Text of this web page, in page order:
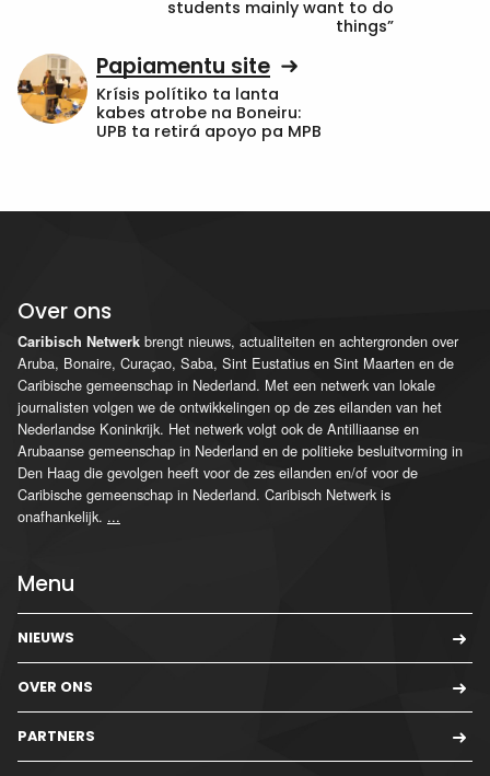
students mainly want to do
things”
Papiamentu site
Krísis polítiko ta lanta
kabes atrobe na Boneiru:
UPB ta retirá apoyo pa MPB
Over ons
Caribisch Netwerk brengt nieuws, actualiteiten en achtergronden over
Aruba, Bonaire, Curaçao, Saba, Sint Eustatius en Sint Maarten en de
Caribische gemeenschap in Nederland. Met een netwerk van lokale
journalisten volgen we de ontwikkelingen op de zes eilanden van het
Nederlandse Koninkrijk. Het netwerk volgt ook de Antilliaanse en
Arubaanse gemeenschap in Nederland en de politieke besluitvorming in
Den Haag die gevolgen heeft voor de zes eilanden en/of voor de
Caribische gemeenschap in Nederland. Caribisch Netwerk is
onafhankelijk. ...
Menu
NIEUWS
OVER ONS
PARTNERS